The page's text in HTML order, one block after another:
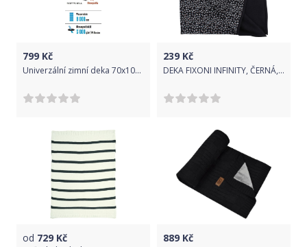
799 Kč
Univerzální zimní deka 70x100 cm ByBoom Softshell Thermo Aktiv Černá/Aqua 2020
239 Kč
DEKA FIXONI INFINITY, ČERNÁ, BAVLNA
od 729 Kč 889 Kč